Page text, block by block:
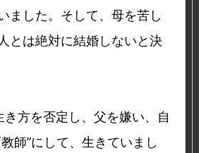
ました。そして、母を苦し
とは絶対に結婚しないと決
方を否定し、父を嫌い、自
師”にして、生きていまし